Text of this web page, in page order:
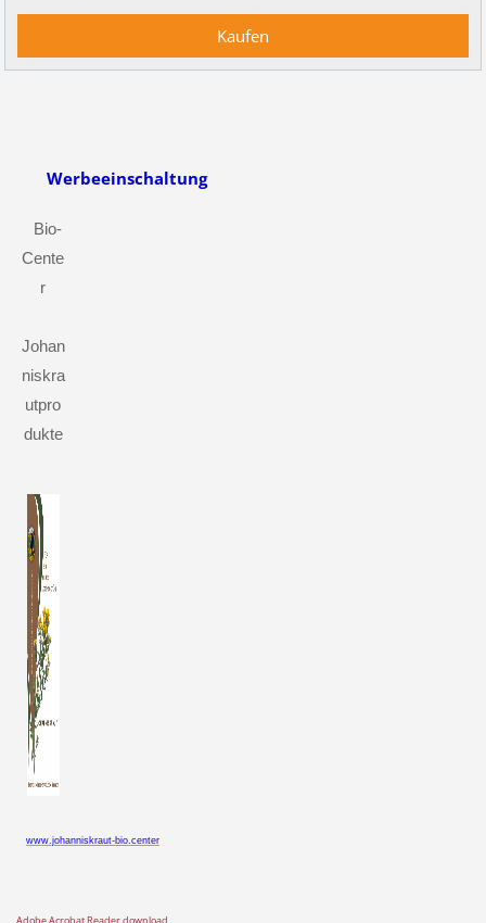
Werbeeinschaltung
Bio-
Cente
r
Johan
niskra
utpro
dukte
www.johanniskraut-bio.center